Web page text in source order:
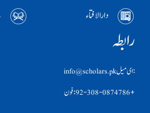
دارالافتاء
رابطہ
:ای ميل info@scholars.pk
+92-308-0874786 :فون